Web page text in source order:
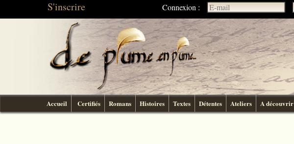
S'inscrire Connexion :
Accueil Certifiés Romans Histoires Textes Détentes Ateliers A découvrir